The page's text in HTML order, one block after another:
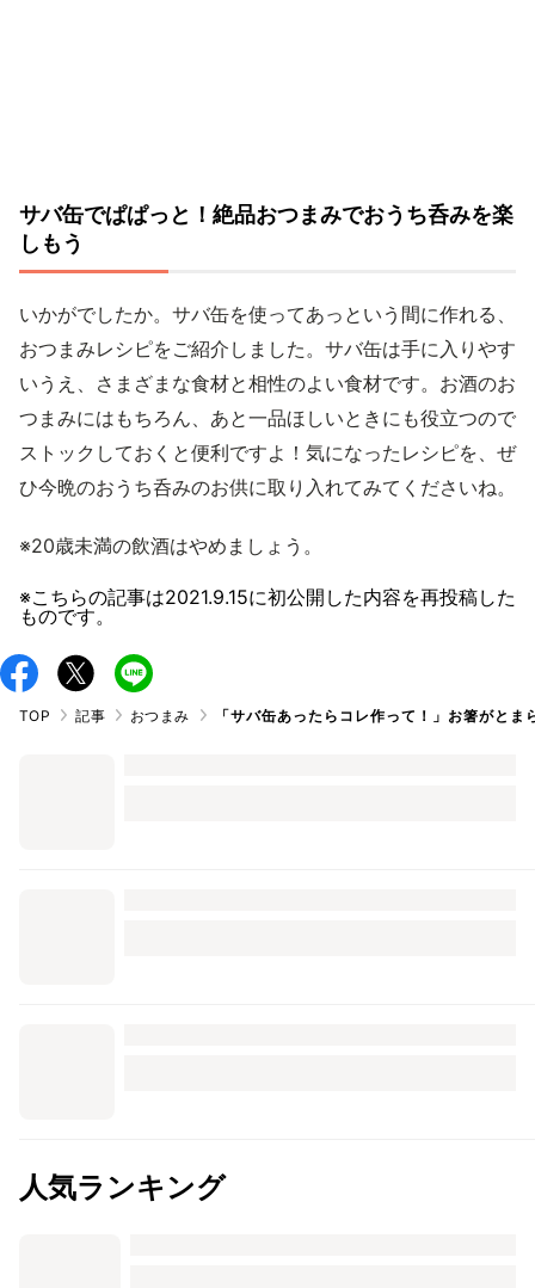
サバ缶でぱぱっと！絶品おつまみでおうち呑みを楽
しもう
いかがでしたか。サバ缶を使ってあっという間に作れる、
おつまみレシピをご紹介しました。サバ缶は手に入りやす
いうえ、さまざまな食材と相性のよい食材です。お酒のお
つまみにはもちろん、あと一品ほしいときにも役立つので
ストックしておくと便利ですよ！気になったレシピを、ぜ
ひ今晩のおうち呑みのお供に取り入れてみてくださいね。
※20歳未満の飲酒はやめましょう。
※こちらの記事は2021.9.15に初公開した内容を再投稿した
ものです。
TOP 記事 おつまみ 「サバ缶あったらコレ作って！」お箸がと
人気ランキング